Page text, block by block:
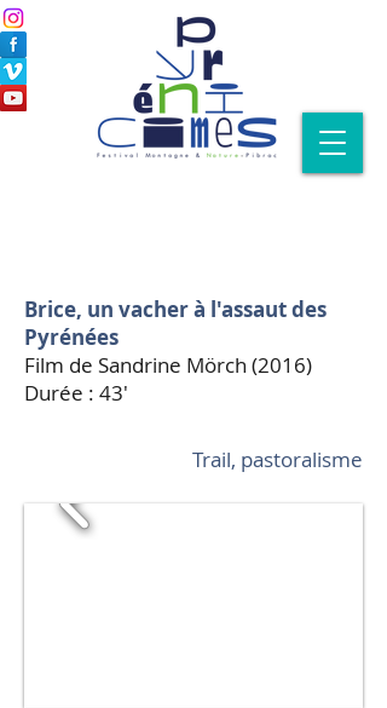
Brice, un vacher à l'assaut des
Pyrénées
Film de Sandrine Mörch (2016)
Durée : 43'
Trail, pastoralisme